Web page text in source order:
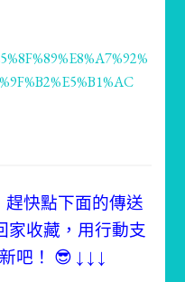
趕快點下面的傳送
家收藏，用行動支
吧！ 😎 ↓ ↓ ↓